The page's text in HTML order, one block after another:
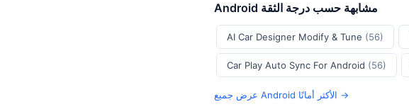
Android مشابهة حسب درجة الثقة
AI Car Designer Modify & Tune (56)
Car Play Auto Sync For Android (56)
عرض جميع Android الأكثر أمانًا →